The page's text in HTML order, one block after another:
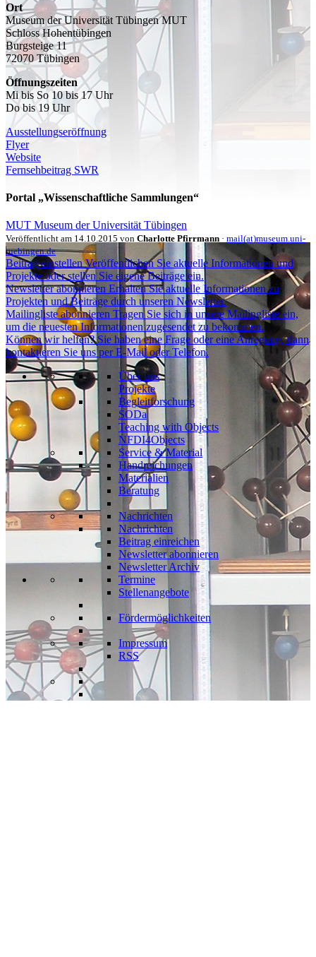
Ort
Museum der Universität Tübingen MUT
Schloss Hohentübingen
Burgsteige 11
72070 Tübingen
Öffnungszeiten
Mi bis So 10 bis 17 Uhr
Do bis 19 Uhr
Ausstellungseröffnung
Flyer
Website
Fernsehbeitrag SWR
Portal „Wissenschaftliche Sammlungen“
MUT Museum der Universität Tübingen
Veröffentlicht am 14.10.2015 von Charlotte Pfirrmann · mail(at)museum.uni-
tuebingen.de
Beitrag einstellen Veröffentlichen Sie aktuelle Informationen und
Projekte oder stellen Sie eigene Beiträge ein.
Newsletter abonnieren Erhalten Sie aktuelle Informationen zu
Projekten und Beiträge durch unseren Newsletter.
Mailingliste abonnieren Tragen Sie sich in unsere Mailingliste ein,
um die neuesten Informationen zugesendet zu bekommen.
Können wir helfen? Sie haben eine Frage oder eine Anregung, dann
kontaktieren Sie uns per E-Mail oder Telefon.
Über uns
Projekte
Begleitforschung
SODa
Teaching with Objects
NFDI4Objects
Service & Material
Handreichungen
Materialien
Beratung
Nachrichten
Nachrichten
Beitrag einreichen
Newsletter abonnieren
Newsletter Archiv
Termine
Stellenangebote
Fördermöglichkeiten
Impressum
RSS